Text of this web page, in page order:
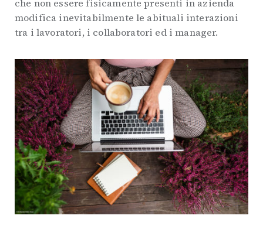
che non essere fisicamente presenti in azienda
modifica inevitabilmente le abituali interazioni
tra i lavoratori, i collaboratori ed i manager.